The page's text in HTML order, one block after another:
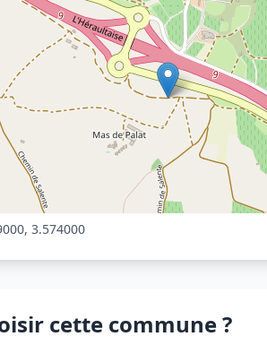
3.574000
cette commune ?